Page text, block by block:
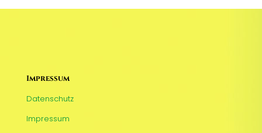
Impressum
Datenschutz
Impressum